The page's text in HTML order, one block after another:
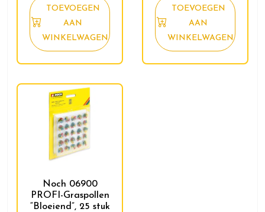
TOEVOEGEN
AAN
WINKELWAGEN
TOEVOEGEN
AAN
WINKELWAGEN
Noch 06900
PROFI-Graspollen
“Bloeiend”, 25 stuk